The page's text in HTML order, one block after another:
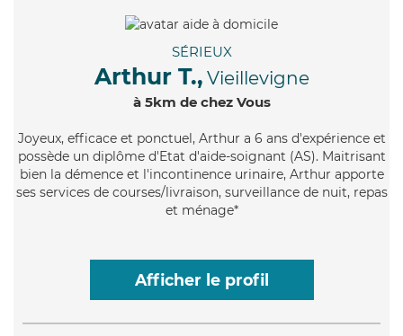
SÉRIEUX
Arthur T., Vieillevigne
à 5km de chez Vous
Joyeux, efficace et ponctuel, Arthur a 6 ans d'expérience et
possède un diplôme d'Etat d'aide-soignant (AS). Maitrisant
bien la démence et l'incontinence urinaire, Arthur apporte
ses services de courses/livraison, surveillance de nuit, repas
et ménage*
Afficher le profil